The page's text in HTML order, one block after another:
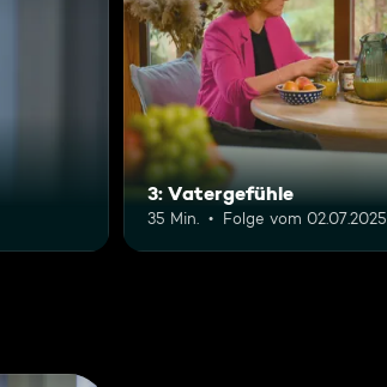
3: Vatergefühle
35 Min. Folge vom 02.07.2025